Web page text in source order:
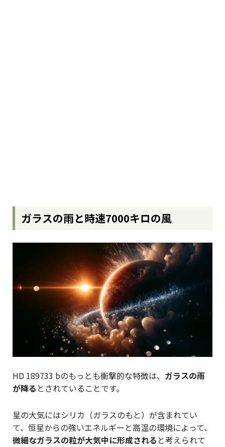
ガラスの雨と時速7000キロの風
HD 189733 bのもっとも衝撃的な特徴は、 ガラスの雨
が降る とされていることです。
星の大気にはシリカ（ガラスのもと）が含まれてい
て、恒星からの強いエネルギーと高温の環境によって、
微細なガラスの粒が大気中に形成される と考えられて